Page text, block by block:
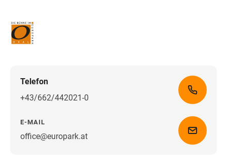
Telefon
+43/662/442021-0
E-MAIL
office@europark.atWegbeschreibung erhalten